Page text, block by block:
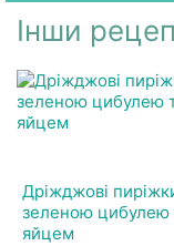
Інши
Дріжджові
зеленою цибулею
яйцем